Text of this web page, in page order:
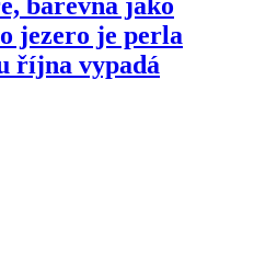
jezero je perla
října vypadá